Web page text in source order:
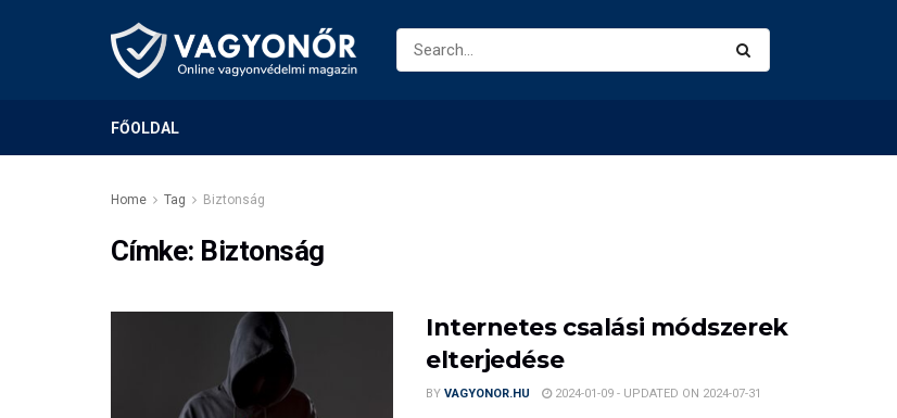
FŐOLDAL
Home Tag Biztonság
Címke: Biztonság
Internetes csalási módszerek
elterjedése
BY VAGYONOR.HU 2024-01-09 - UPDATED ON 2024-07-31